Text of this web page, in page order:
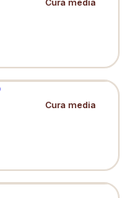
Cura media
Cura media